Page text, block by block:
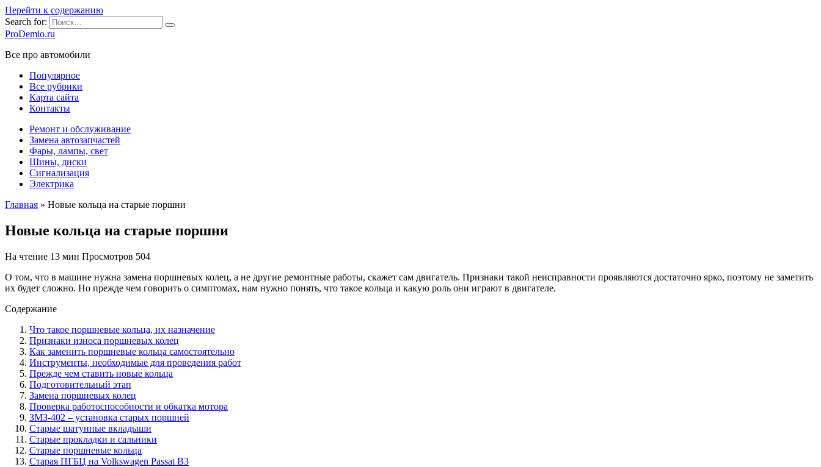
Перейти к содержанию
Search for:
ProDemio.ru
Все про автомобили
Популярное
Все рубрики
Карта сайта
Контакты
Ремонт и обслуживание
Замена автозапчастей
Фары, лампы, свет
Шины, диски
Сигнализация
Электрика
Главная » Новые кольца на старые поршни
Новые кольца на старые поршни
На чтение 13 мин Просмотров 504
О том, что в машине нужна замена поршневых колец, а не другие ремонтные работы, скажет сам двигатель. Признаки такой неисправности проявляются достаточно ярко, поэтому не заметить
их будет сложно. Но прежде чем говорить о симптомах, нам нужно понять, что такое кольца и какую роль они играют в двигателе.
Содержание
Что такое поршневые кольца, их назначение
Признаки износа поршневых колец
Как заменить поршневые кольца самостоятельно
Инструменты, необходимые для проведения работ
Прежде чем ставить новые кольца
Подготовительный этап
Замена поршневых колец
Проверка работоспособности и обкатка мотора
ЗМЗ-402 – установка старых поршней
Старые шатунные вкладыши
Старые прокладки и сальники
Старые поршневые кольца
Старая ПГБЦ на Volkswagen Passat B3